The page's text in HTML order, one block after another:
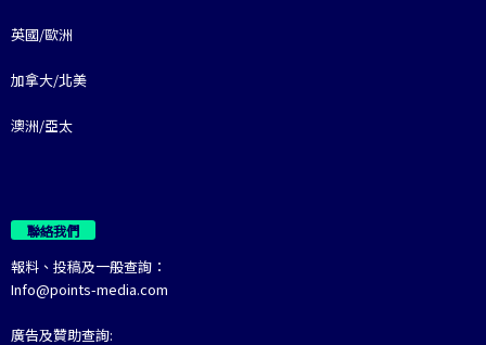
英國/歐洲
加拿大/北美
澳洲/亞太
聯絡我們
報料、投稿及一般查詢：
Info@points-media.com
廣告及贊助查詢: